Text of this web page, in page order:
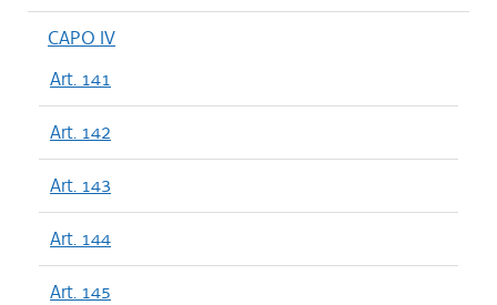
CAPO IV
Art. 141
Art. 142
Art. 143
Art. 144
Art. 145